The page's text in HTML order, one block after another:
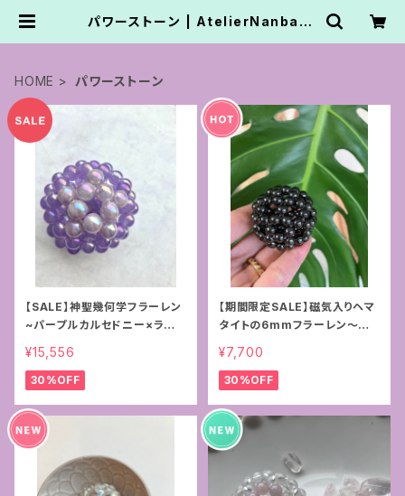
パワーストーン | AtelierNanbanc
HOME パワーストーン
【SALE】神聖幾何学フラーレン
~パープルカルセドニー×ラベン
¥15,556
30%OFF
【期間限定SALE】磁気入りヘマ
タイトの6mmフラーレン〜守
¥7,700
30%OFF